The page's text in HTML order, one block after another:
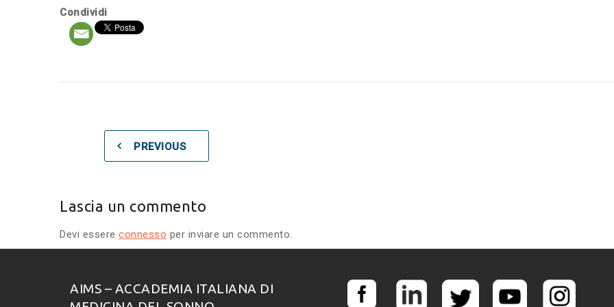
Condividi
PREVIOUS
Lascia un commento
Devi essere connesso per inviare un commento.
AIMS – ACCADEMIA ITALIANA DI